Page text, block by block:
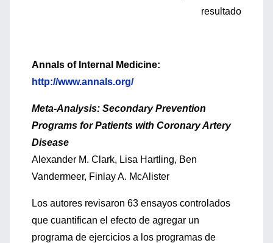
resultado
Annals of Internal Medicine:
http://www.annals.org/
Meta-Analysis: Secondary Prevention
Programs for Patients with Coronary Artery
Disease
Alexander M. Clark, Lisa Hartling, Ben
Vandermeer, Finlay A. McAlister
Los autores revisaron 63 ensayos controlados
que cuantifican el efecto de agregar un
programa de ejercicios a los programas de